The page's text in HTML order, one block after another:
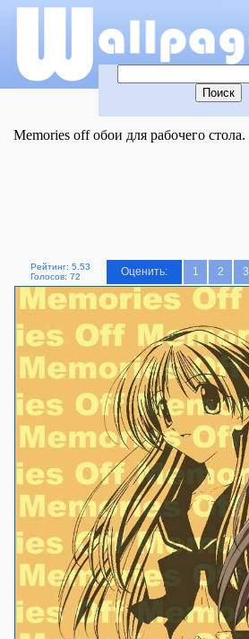
Мemories off обои для рабочего стола.
Рейтинг: 5.53
Голосов: 72
Оценить: 1 2 3